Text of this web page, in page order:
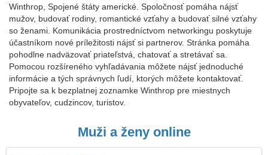
Winthrop, Spojené štáty americké. Spoločnosť pomáha nájsť
mužov, budovať rodiny, romantické vzťahy a budovať silné vzťahy
so ženami. Komunikácia prostredníctvom networkingu poskytuje
účastníkom nové príležitosti nájsť si partnerov. Stránka pomáha
pohodlne nadväzovať priateľstvá, chatovať a stretávať sa.
Pomocou rozšíreného vyhľadávania môžete nájsť jednoduché
informácie a tých správnych ľudí, ktorých môžete kontaktovať.
Pripojte sa k bezplatnej zoznamke Winthrop pre miestnych
obyvateľov, cudzincov, turistov.
Muži a ženy online